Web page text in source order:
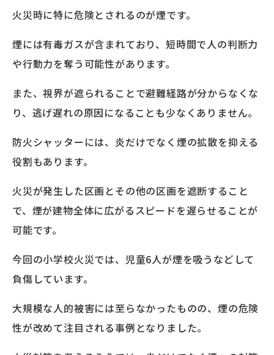
火災時に特に危険とされるのが煙です。
煙には有毒ガスが含まれており、短時間で人の判断力
や行動力を奪う可能性があります。
また、視界が遮られることで避難経路が分からなくな
り、逃げ遅れの原因になることも少なくありません。
防火シャッターには、炎だけでなく煙の拡散を抑える
役割もあります。
火災が発生した区画とその他の区画を遮断すること
で、煙が建物全体に広がるスピードを遅らせることが
可能です。
今回の小学校火災では、児童6人が煙を吸うなどして
負傷しています。
大規模な人的被害には至らなかったものの、煙の危険
性が改めて注目される事例となりました。